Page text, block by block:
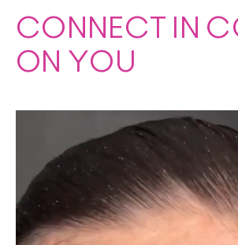
CONNECT IN
ON YOU